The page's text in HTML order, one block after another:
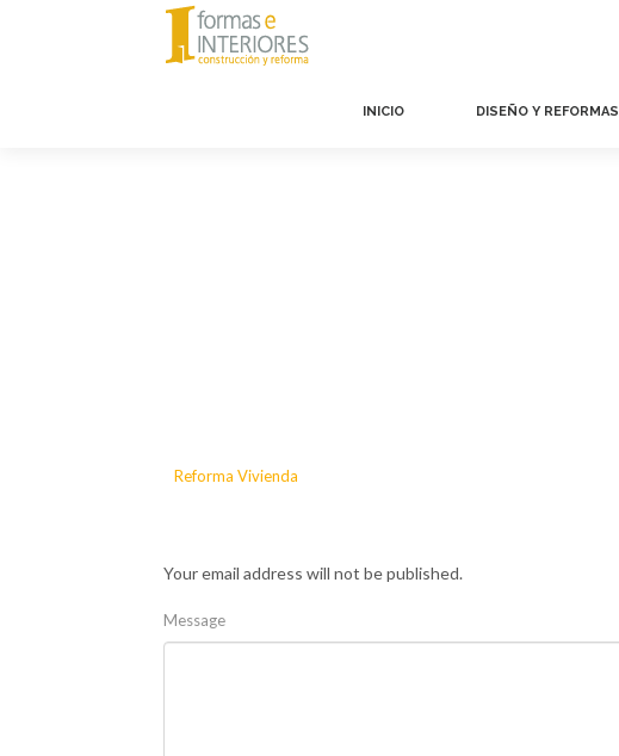
INICIO DISEÑO Y REFORMAS
Reforma Vivienda
Your email address will not be published.
Message